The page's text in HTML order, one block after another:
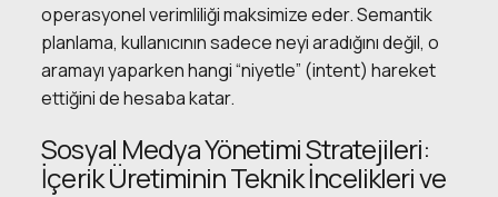
operasyonel verimliliği maksimize eder. Semantik
planlama, kullanıcının sadece neyi aradığını değil, o
aramayı yaparken hangi “niyetle” (intent) hareket
ettiğini de hesaba katar.
Sosyal Medya Yönetimi Stratejileri:
İçerik Üretiminin Teknik İncelikleri ve